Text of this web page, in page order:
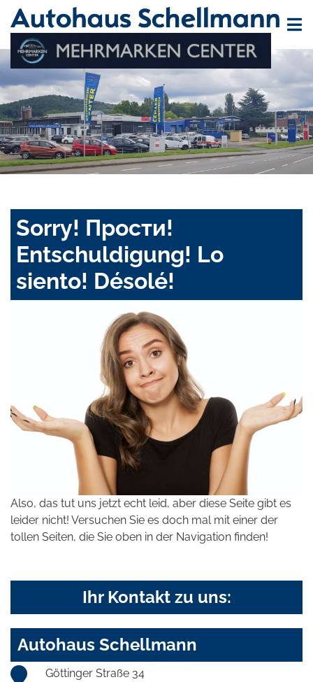
Sorry! Прости!
Entschuldigung! Lo
siento! Désolé!
Also, das tut uns jetzt echt leid, aber diese Seite gibt es
leider nicht! Versuchen Sie es doch mal mit einer der
tollen Seiten, die Sie oben in der Navigation finden!
Ihr Kontakt zu uns:
Autohaus Schellmann
Göttinger Straße 34